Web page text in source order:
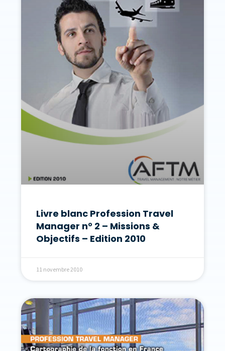
Livre blanc Profession Travel
Manager n° 2 – Missions &
Objectifs – Edition 2010
11 novembre 2010